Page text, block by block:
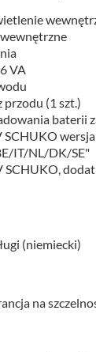
VA
przodu (1 szt.)
baterii
SCHUKO wersja
IT/NL/DK/SE"
SCHUKO,
(niemiecki)
na